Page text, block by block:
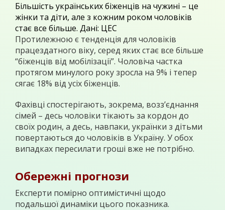
Більшість українських біженців на чужині – це
жінки та діти, але з кожним роком чоловіків
стає все більше. Дані: ЦЕС
Протилежною є тенденція для чоловіків
працездатного віку, серед яких стає все більше
“біженців від мобілізації”. Чоловіча частка
протягом минулого року зросла на 9% і тепер
сягає 18% від усіх біженців.
Фахівці спостерігають, зокрема, возз’єднання
сімей – десь чоловіки тікають за кордон до
своїх родин, а десь, навпаки, українки з дітьми
повертаються до чоловіків в Україну. У обох
випадках пересилати гроші вже не потрібно.
Обережні прогнози
Експерти помірно оптимістичні щодо
подальшої динаміки цього показника.